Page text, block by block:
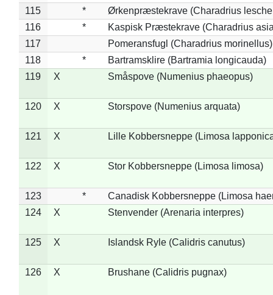
115
*
Ørkenpræstekrave (Charadrius
116
*
Kaspisk Præstekrave (Charadrius
117
Pomeransfugl (Charadrius morinellus)
118
*
Bartramsklire (Bartramia longicauda)
119
X Småspove (Numenius phaeopus)
120 X Storspove (Numenius arquata)
121 X Lille Kobbersneppe (Limosa
122 X Stor Kobbersneppe (Limosa limosa)
123 *
Canadisk Kobbersneppe (Limosa
124
X Stenvender (Arenaria interpres)
125 X Islandsk Ryle (Calidris canutus)
126 X Brushane (Calidris pugnax)